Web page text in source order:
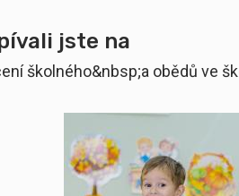
jste na
školného&nbsp;a obědů ve